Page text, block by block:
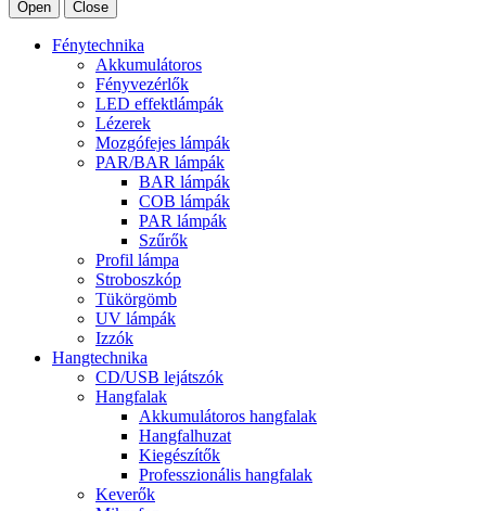
Open Close
Fénytechnika
Akkumulátoros
Fényvezérlők
LED effektlámpák
Lézerek
Mozgófejes lámpák
PAR/BAR lámpák
BAR lámpák
COB lámpák
PAR lámpák
Szűrők
Profil lámpa
Stroboszkóp
Tükörgömb
UV lámpák
Izzók
Hangtechnika
CD/USB lejátszók
Hangfalak
Akkumulátoros hangfalak
Hangfalhuzat
Kiegészítők
Professzionális hangfalak
Keverők